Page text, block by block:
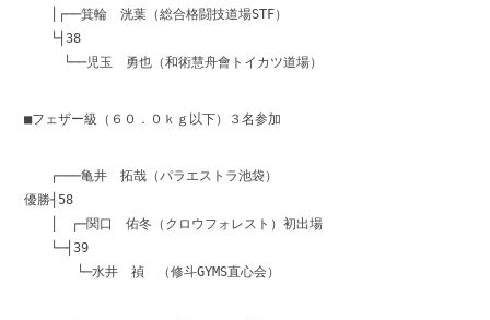
│┌──箕輪 洸葉（総合格闘技道場STF）
└┤38
└──児玉 勇也（和術慧舟會トイカツ道場）
■フェザー級（６０．０ｋｇ以下）３名参加
┌───亀井 拓哉（パラエストラ池袋）
優勝┤58
│ ┌─関口 佑冬（クロウフォレスト）初出場
└─┤39
└─水井 禎 （修斗GYMS直心会）